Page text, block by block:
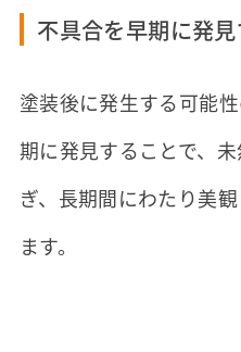
不具合を早期に発
塗装後に発生する可能
期に発見することで、
ぎ、長期間にわたり美
ます。